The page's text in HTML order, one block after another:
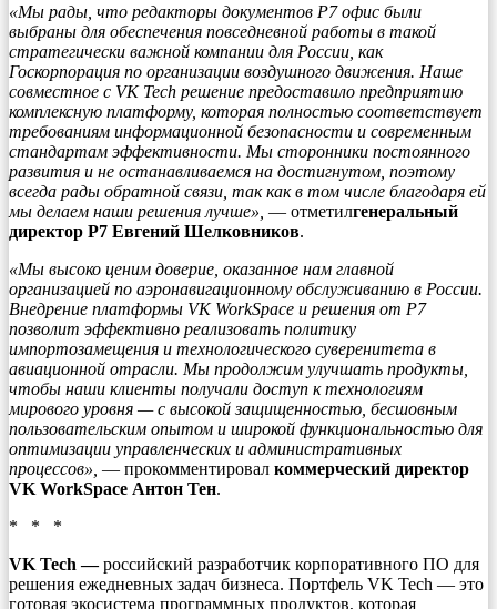
«Мы рады, что редакторы документов Р7 офис были
выбраны для обеспечения повседневной работы в такой
стратегически важной компании для России, как
Госкорпорация по организации воздушного движения. Наше
совместное с VK Tech решение предоставило предприятию
комплексную платформу, которая полностью соответствует
требованиям информационной безопасности и современным
стандартам эффективности. Мы сторонники постоянного
развития и не останавливаемся на достигнутом, поэтому
всегда рады обратной связи, так как в том числе благодаря ей
мы делаем наши решения лучше», — отметилгенеральный
директор Р7 Евгений Шелковников.
«Мы высоко ценим доверие, оказанное нам главной
организацией по аэронавигационному обслуживанию в России.
Внедрение платформы VK WorkSpace и решения от Р7
позволит эффективно реализовать политику
импортозамещения и технологического суверенитета в
авиационной отрасли. Мы продолжим улучшать продукты,
чтобы наши клиенты получали доступ к технологиям
мирового уровня — с высокой защищенностью, бесшовным
пользовательским опытом и широкой функциональностью для
оптимизации управленческих и административных
процессов», — прокомментировал коммерческий директор
VK WorkSpace Антон Тен.
* * *
VK Tech —российский разработчик корпоративного ПО для
решения ежедневных задач бизнеса. Портфель VK Tech — это
готовая экосистема программных продуктов, которая